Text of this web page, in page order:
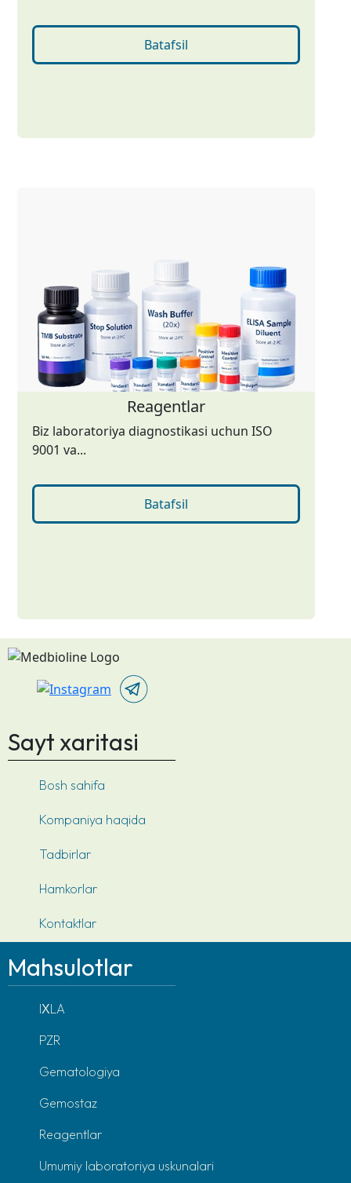
Batafsil
Reagentlar
Biz laboratoriya diagnostikasi uchun ISO
9001 va...
Batafsil
Sayt xaritasi
Bosh sahifa
Kompaniya haqida
Tadbirlar
Hamkorlar
Kontaktlar
Mahsulotlar
IХLA
PZR
Gematologiya
Gemostaz
Reagentlar
Umumiy laboratoriya uskunalari